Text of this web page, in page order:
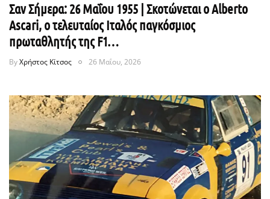
Σαν Σήμερα: 26 Μαΐου 1955 | Σκοτώνεται ο Alberto
Ascari, o τελευταίος Ιταλός παγκόσμιος
πρωταθλητής της F1…
ByΧρήστος Κίτσος 26 Μαΐου, 2026